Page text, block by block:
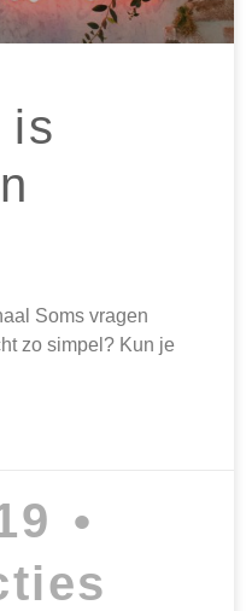
is
Soms vragen
zo simpel? Kun je